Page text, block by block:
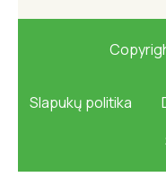
Slapukų politika